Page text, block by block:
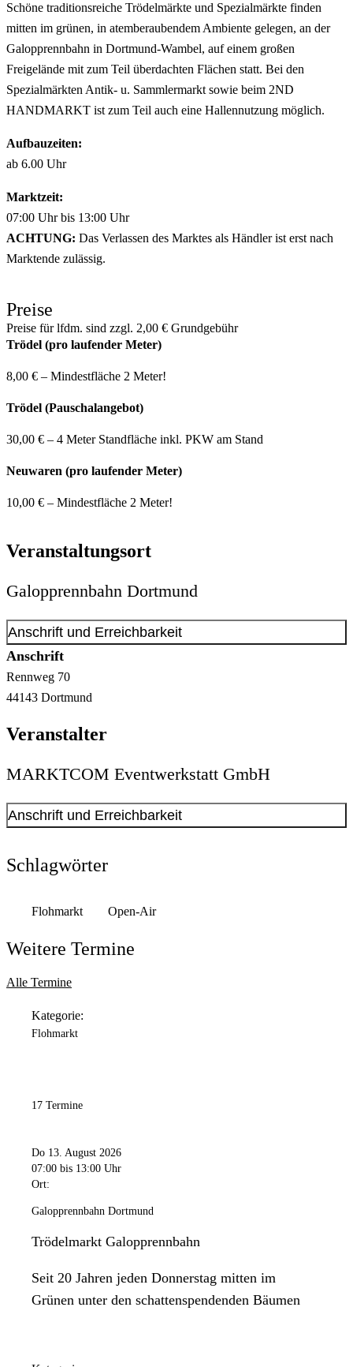
Schöne traditionsreiche Trödelmärkte und Spezialmärkte finden
mitten im grünen, in atemberaubendem Ambiente gelegen, an der
Galopprennbahn in Dortmund-Wambel, auf einem großen
Freigelände mit zum Teil überdachten Flächen statt. Bei den
Spezialmärkten Antik- u. Sammlermarkt sowie beim 2ND
HANDMARKT ist zum Teil auch eine Hallennutzung möglich.
Aufbauzeiten:
ab 6.00 Uhr
Marktzeit:
07:00 Uhr bis 13:00 Uhr
ACHTUNG: Das Verlassen des Marktes als Händler ist erst nach
Marktende zulässig.
Preise
Preise für lfdm. sind zzgl. 2,00 € Grundgebühr
Trödel (pro laufender Meter)
8,00 € – Mindestfläche 2 Meter!
Trödel (Pauschalangebot)
30,00 € – 4 Meter Standfläche inkl. PKW am Stand
Neuwaren (pro laufender Meter)
10,00 € – Mindestfläche 2 Meter!
Veranstaltungsort
Galopprennbahn Dortmund
Anschrift und Erreichbarkeit
Anschrift
Rennweg 70
44143 Dortmund
Veranstalter
MARKTCOM Eventwerkstatt GmbH
Anschrift und Erreichbarkeit
Anschrift
Schlagwörter
Flohmarkt Open-Air
Weitere Termine
Alle Termine
Kategorie:
Flohmarkt
17 Termine
Do 13. August 2026
07:00 bis 13:00 Uhr
Ort:
Galopprennbahn Dortmund
Trödelmarkt Galopprennbahn
Seit 20 Jahren jeden Donnerstag mitten im
Grünen unter den schattenspendenden Bäumen